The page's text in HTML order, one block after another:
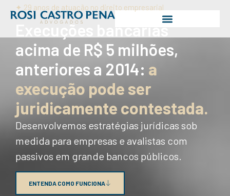
✦ 29 anos de atuação no direito empresarial
Execuções bancárias
acima de R$ 5 milhões,
anteriores a 2014: a
execução pode ser
juridicamente contestada.
Desenvolvemos estratégias jurídicas sob
medida para empresas e avalistas com
passivos em grande bancos públicos.
ENTENDA COMO FUNCIONA